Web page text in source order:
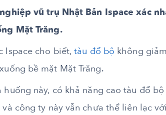
vũ trụ Nhật Bản Ispace xác
Mặt Trăng.
Ispace cho biết,tàu đổ bộ không
bề mặt Mặt Trăng.
này, có khả năng cao tàu đổ
và công ty này vẫn chưa thể liên lạc